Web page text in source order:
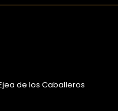
de los Caballeros